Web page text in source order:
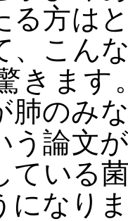
る方は
、こん
きます
肺のみ
う論文
ている
になり